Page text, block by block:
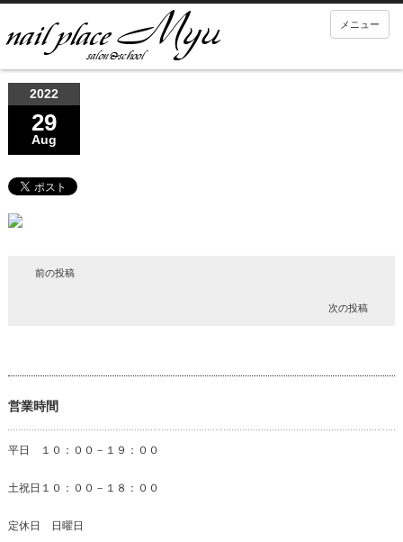
メニュー
2022
29
Aug
前の投稿
次の投稿
営業時間
平日 １０：００－１９：００
土祝日１０：００－１８：００
定休日 日曜日